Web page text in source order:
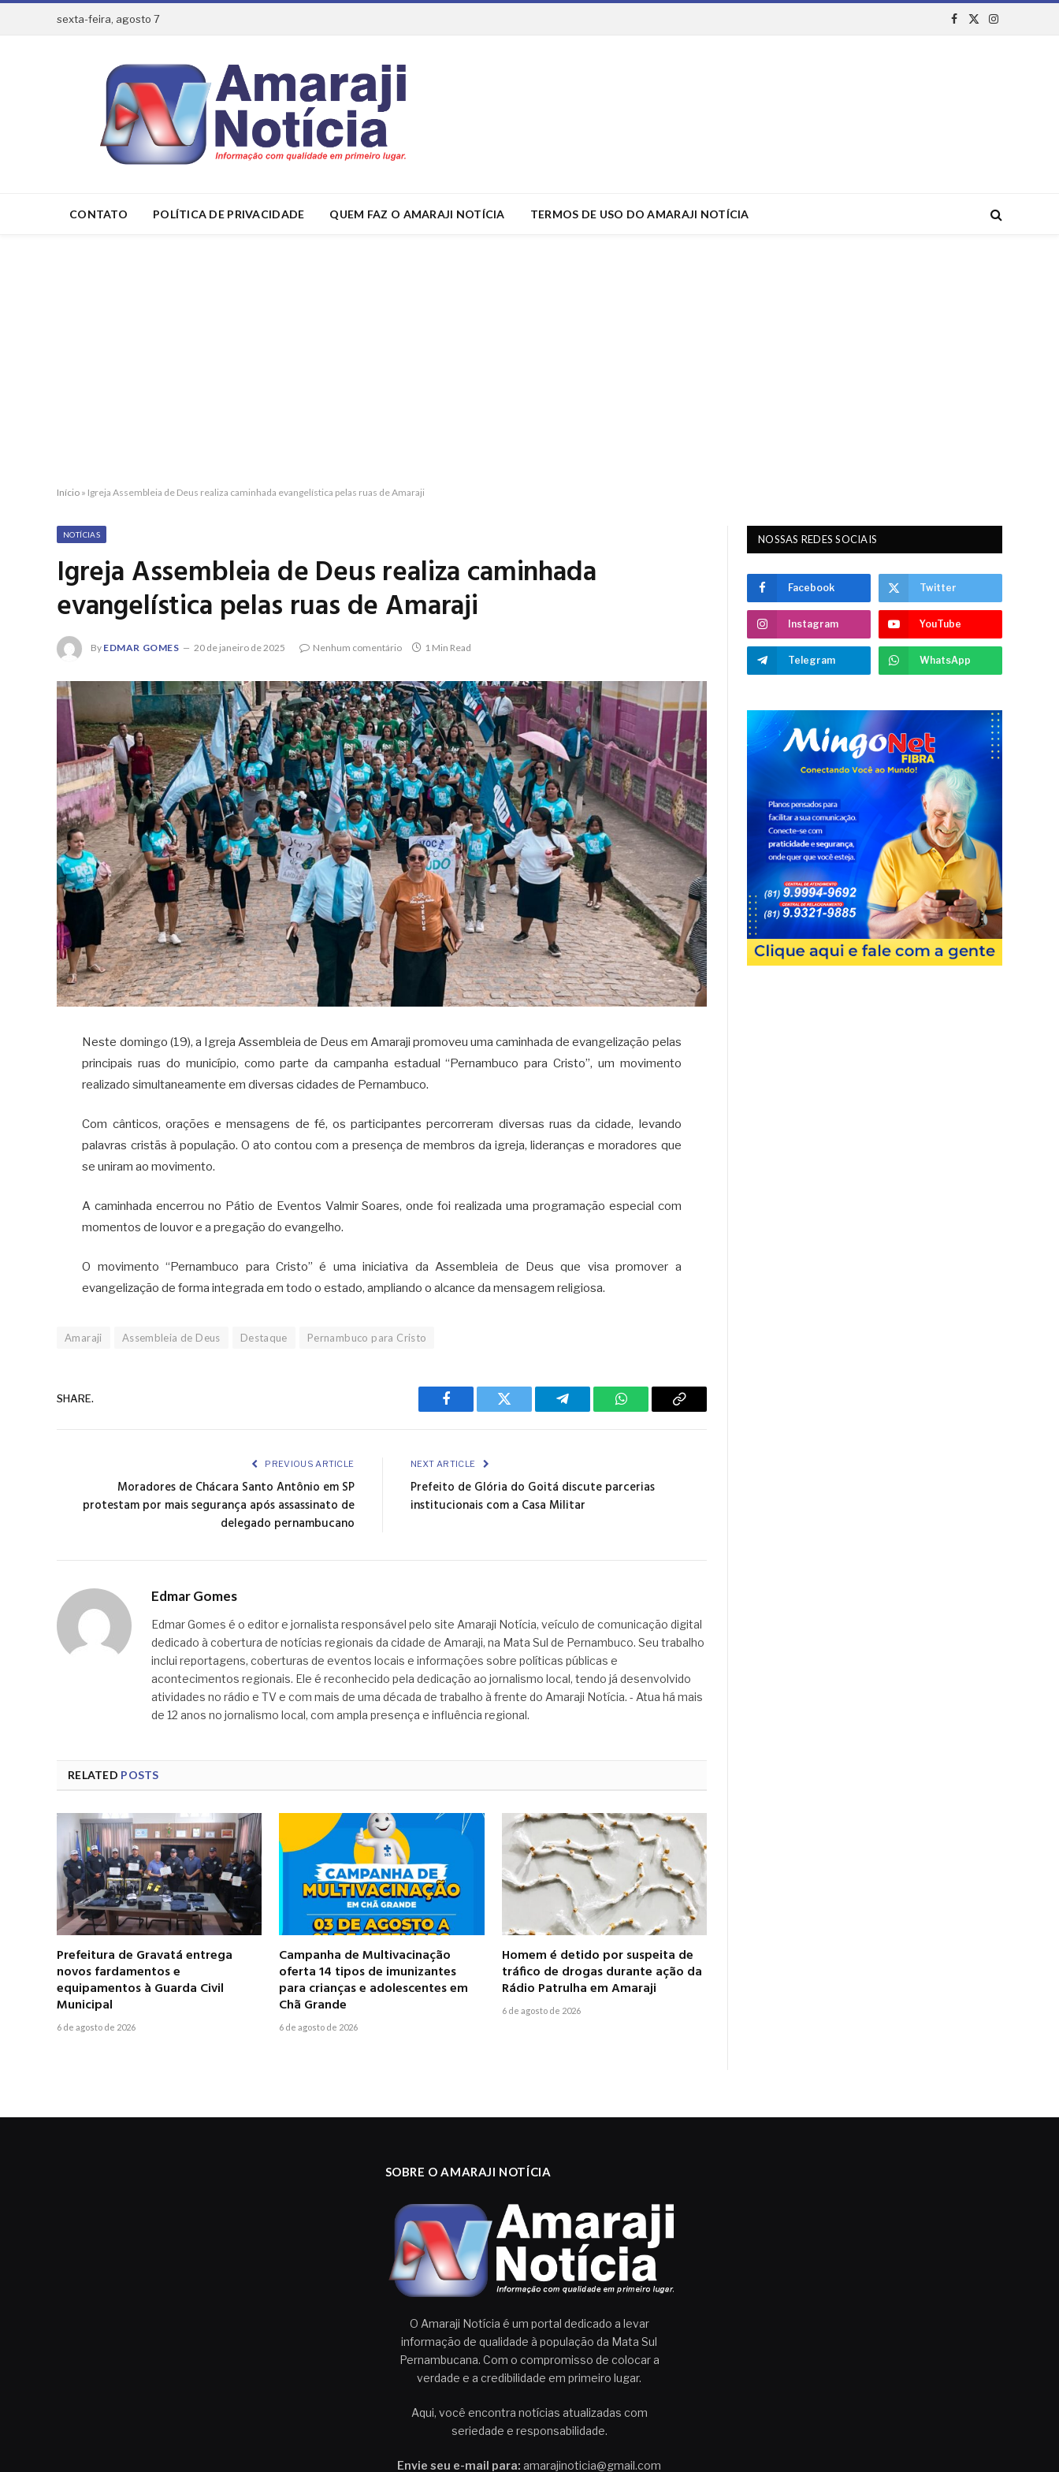
sexta-feira, agosto 7
Facebook
X
Instagram
CONTATO POLÍTICA DE PRIVACIDADE QUEM FAZ O AMARAJI NOTÍCIA TERMOS DE USO DO AMARAJI NOTÍCIA
Início » Igreja Assembleia de Deus realiza caminhada evangelística pelas ruas de Amaraji
NOTÍCIAS
Igreja Assembleia de Deus realiza caminhada
evangelística pelas ruas de Amaraji
By EDMAR GOMES 20 de janeiro de 2025 Nenhum comentário 1 Min Read
Neste domingo (19), a Igreja Assembleia de Deus em Amaraji promoveu uma caminhada de evangelização pelas
principais ruas do município, como parte da campanha estadual “Pernambuco para Cristo”, um movimento
realizado simultaneamente em diversas cidades de Pernambuco.
Com cânticos, orações e mensagens de fé, os participantes percorreram diversas ruas da cidade, levando
palavras cristãs à população. O ato contou com a presença de membros da igreja, lideranças e moradores que
se uniram ao movimento.
A caminhada encerrou no Pátio de Eventos Valmir Soares, onde foi realizada uma programação especial com
momentos de louvor e a pregação do evangelho.
O movimento “Pernambuco para Cristo” é uma iniciativa da Assembleia de Deus que visa promover a
evangelização de forma integrada em todo o estado, ampliando o alcance da mensagem religiosa.
Amaraji Assembleia de Deus Destaque Pernambuco para Cristo
SHARE.
Facebook Twitter Telegram WhatsAppCopy
PREVIOUS ARTICLE
Moradores de Chácara Santo Antônio em SP
protestam por mais segurança após assassinato de
delegado pernambucano
NEXT ARTICLE
Prefeito de Glória do Goitá discute parcerias
institucionais com a Casa Militar
Edmar Gomes
Edmar Gomes é o editor e jornalista responsável pelo site Amaraji Notícia, veículo de comunicação digital
dedicado à cobertura de notícias regionais da cidade de Amaraji, na Mata Sul de Pernambuco. Seu trabalho
inclui reportagens, coberturas de eventos locais e informações sobre políticas públicas e
acontecimentos regionais. Ele é reconhecido pela dedicação ao jornalismo local, tendo já desenvolvido
atividades no rádio e TV e com mais de uma década de trabalho à frente do Amaraji Notícia. - Atua há mais
de 12 anos no jornalismo local, com ampla presença e influência regional.
RELATED POSTS
Prefeitura de Gravatá entrega
novos fardamentos e
equipamentos à Guarda Civil
Municipal
6 de agosto de 2026
Campanha de Multivacinação
oferta 14 tipos de imunizantes
para crianças e adolescentes em
Chã Grande
6 de agosto de 2026
Homem é detido por suspeita de
tráfico de drogas durante ação da
Rádio Patrulha em Amaraji
6 de agosto de 2026
NOSSAS REDES SOCIAIS
Facebook Twitter
Instagram YouTube
Telegram WhatsApp
SOBRE O AMARAJI NOTÍCIA
O Amaraji Notícia é um portal dedicado a levar
informação de qualidade à população da Mata Sul
Pernambucana. Com o compromisso de colocar a
verdade e a credibilidade em primeiro lugar.
Aqui, você encontra notícias atualizadas com
seriedade e responsabilidade.
Envie seu e-mail para: amarajinoticia@gmail.com